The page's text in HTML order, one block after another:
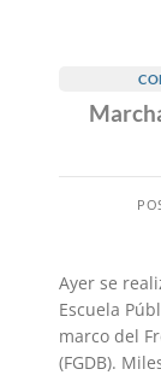
Ayer se
Escuela
marco del
(FGDB).